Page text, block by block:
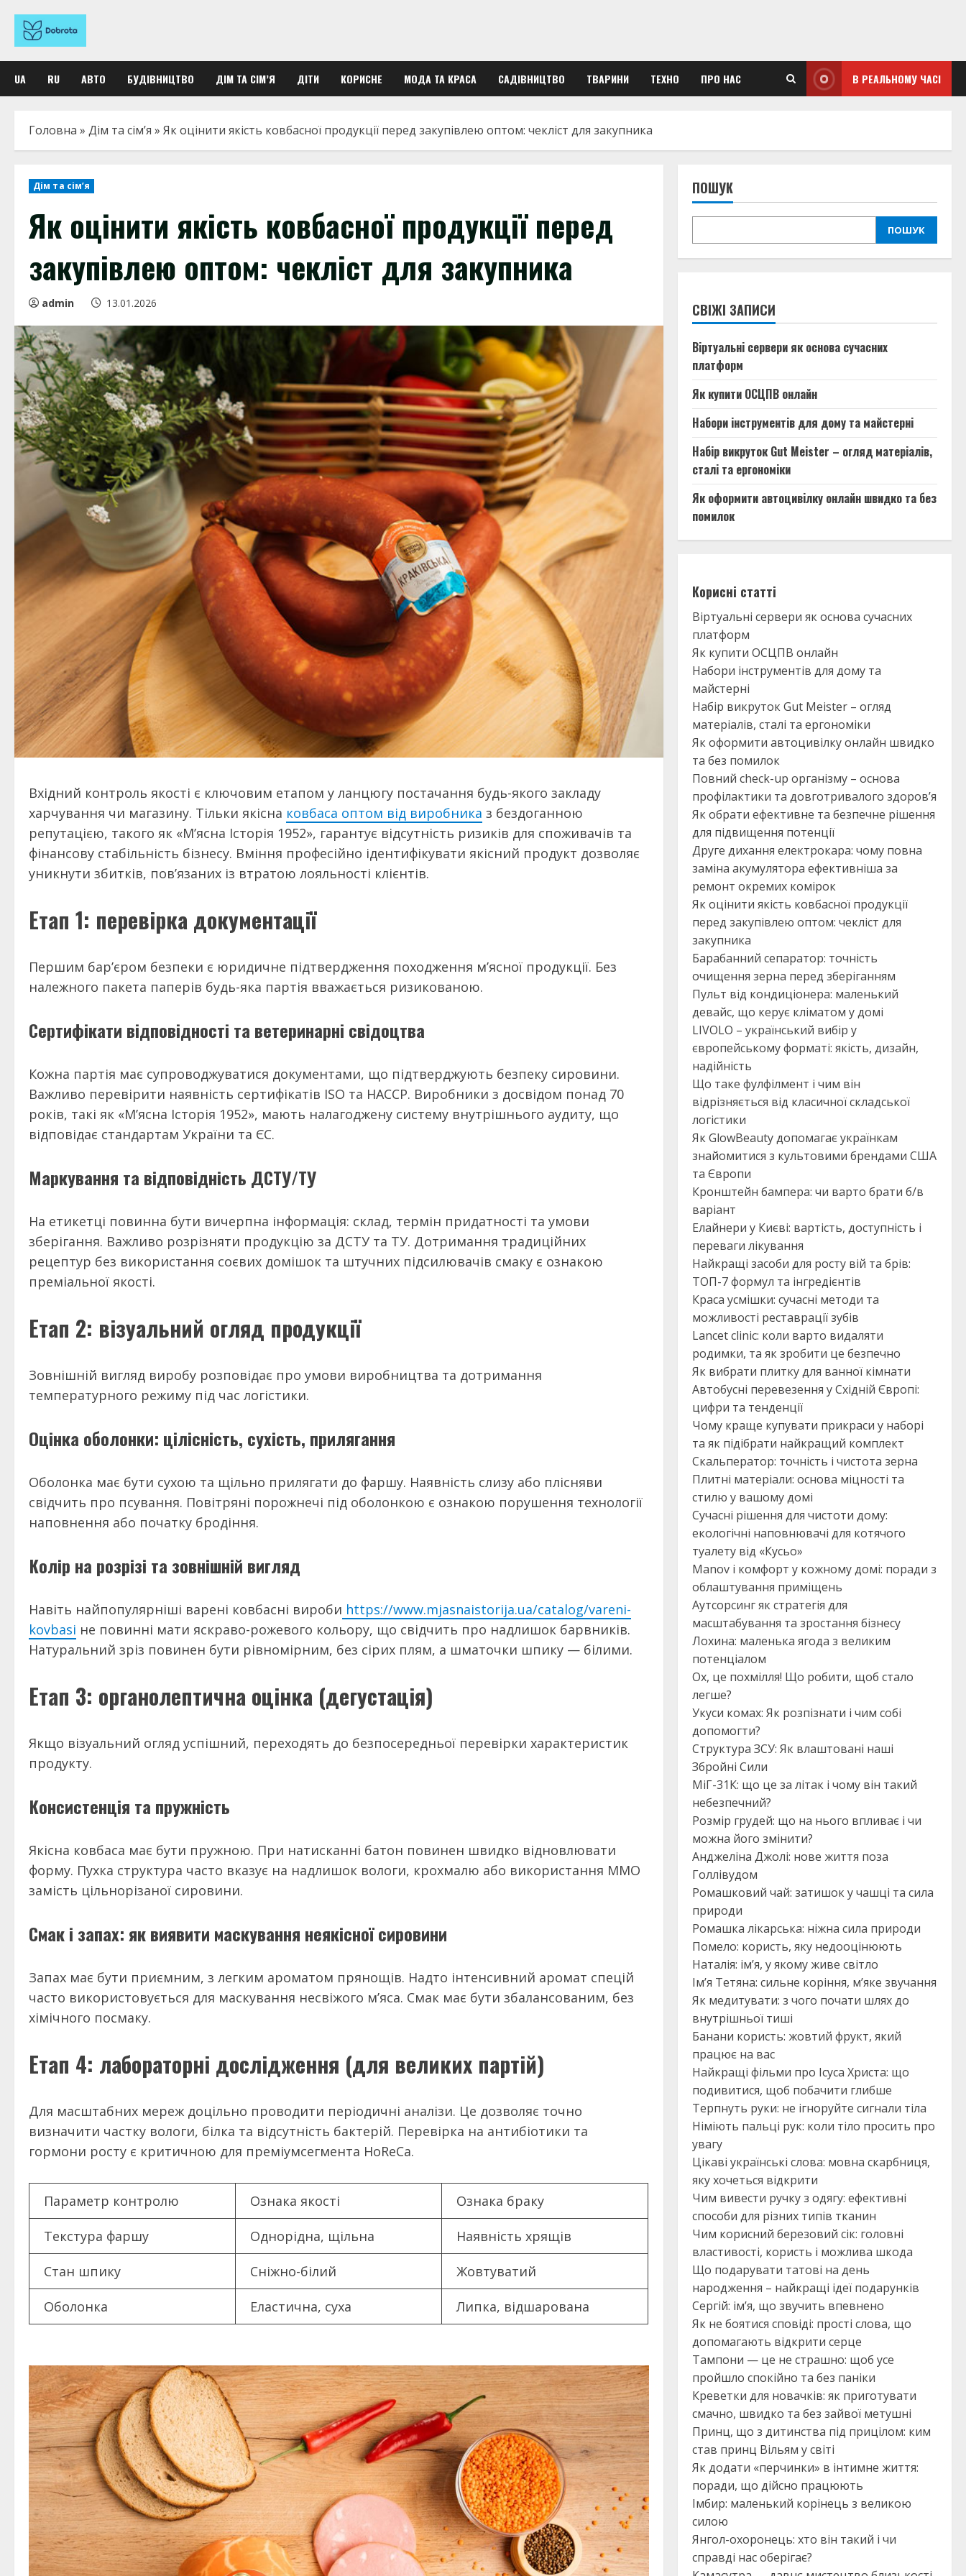
содержимому
UA RU АВТО БУДІВНИЦТВО ДІМ ТА СІМ’Я ДІТИ КОРИСНЕ МОДА ТА КРАСА САДІВНИЦТВО ТВАРИНИ ТЕХНО ПРО НАС В РЕАЛЬНОМУ ЧАСІ
Головна » Дім та сім’я » Як оцінити якість ковбасної продукції перед закупівлею оптом: чекліст для закупника
Дім та сім’я
Як оцінити якість ковбасної продукції перед
закупівлею оптом: чекліст для закупника
admin 13.01.2026
Вхідний контроль якості є ключовим етапом у ланцюгу постачання будь-якого закладу
харчування чи магазину. Тільки якісна ковбаса оптом від виробника з бездоганною
репутацією, такого як «М’ясна Історія 1952», гарантує відсутність ризиків для споживачів та
фінансову стабільність бізнесу. Вміння професійно ідентифікувати якісний продукт дозволяє
уникнути збитків, пов’язаних із втратою лояльності клієнтів.
Етап 1: перевірка документації
Першим бар’єром безпеки є юридичне підтвердження походження м’ясної продукції. Без
належного пакета паперів будь-яка партія вважається ризикованою.
Сертифікати відповідності та ветеринарні свідоцтва
Кожна партія має супроводжуватися документами, що підтверджують безпеку сировини.
Важливо перевірити наявність сертифікатів ISO та HACCP. Виробники з досвідом понад 70
років, такі як «М’ясна Історія 1952», мають налагоджену систему внутрішнього аудиту, що
відповідає стандартам України та ЄС.
Маркування та відповідність ДСТУ/ТУ
На етикетці повинна бути вичерпна інформація: склад, термін придатності та умови
зберігання. Важливо розрізняти продукцію за ДСТУ та ТУ. Дотримання традиційних
рецептур без використання соєвих домішок та штучних підсилювачів смаку є ознакою
преміальної якості.
Етап 2: візуальний огляд продукції
Зовнішній вигляд виробу розповідає про умови виробництва та дотримання
температурного режиму під час логістики.
Оцінка оболонки: цілісність, сухість, прилягання
Оболонка має бути сухою та щільно прилягати до фаршу. Наявність слизу або плісняви
свідчить про псування. Повітряні порожнечі під оболонкою є ознакою порушення технології
наповнення або початку бродіння.
Колір на розрізі та зовнішній вигляд
Навіть найпопулярніші варені ковбасні вироби https://www.mjasnaistorija.ua/catalog/vareni-
kovbasi не повинні мати яскраво-рожевого кольору, що свідчить про надлишок барвників.
Натуральний зріз повинен бути рівномірним, без сірих плям, а шматочки шпику — білими.
Етап 3: органолептична оцінка (дегустація)
Якщо візуальний огляд успішний, переходять до безпосередньої перевірки характеристик
продукту.
Консистенція та пружність
Якісна ковбаса має бути пружною. При натисканні батон повинен швидко відновлювати
форму. Пухка структура часто вказує на надлишок вологи, крохмалю або використання ММО
замість цільнорізаної сировини.
Смак і запах: як виявити маскування неякісної сировини
Запах має бути приємним, з легким ароматом прянощів. Надто інтенсивний аромат спецій
часто використовується для маскування несвіжого м’яса. Смак має бути збалансованим, без
хімічного посмаку.
Етап 4: лабораторні дослідження (для великих партій)
Для масштабних мереж доцільно проводити періодичні аналізи. Це дозволяє точно
визначити частку вологи, білка та відсутність бактерій. Перевірка на антибіотики та
гормони росту є критичною для преміумсегмента HoReCa.
Параметр контролю Ознака якості Ознака браку
Текстура фаршу Однорідна, щільна Наявність хрящів
Стан шпику Сніжно-білий Жовтуватий
Оболонка Еластична, суха Липка, відшарована
ПОШУК
ПОШУК
СВІЖІ ЗАПИСИ
Віртуальні сервери як основа сучасних
платформ
Як купити ОСЦПВ онлайн
Набори інструментів для дому та майстерні
Набір викруток Gut Meister – огляд матеріалів,
сталі та ергономіки
Як оформити автоцивілку онлайн швидко та без
помилок
Корисні статті
Віртуальні сервери як основа сучасних
платформ
Як купити ОСЦПВ онлайн
Набори інструментів для дому та
майстерні
Набір викруток Gut Meister – огляд
матеріалів, сталі та ергономіки
Як оформити автоцивілку онлайн швидко
та без помилок
Повний check-up організму – основа
профілактики та довготривалого здоров’я
Як обрати ефективне та безпечне рішення
для підвищення потенції
Друге дихання електрокара: чому повна
заміна акумулятора ефективніша за
ремонт окремих комірок
Як оцінити якість ковбасної продукції
перед закупівлею оптом: чекліст для
закупника
Барабанний сепаратор: точність
очищення зерна перед зберіганням
Пульт від кондиціонера: маленький
девайс, що керує кліматом у домі
LIVOLO – український вибір у
європейському форматі: якість, дизайн,
надійність
Що таке фулфілмент і чим він
відрізняється від класичної складської
логістики
Як GlowBeauty допомагає українкам
знайомитися з культовими брендами США
та Європи
Кронштейн бампера: чи варто брати б/в
варіант
Елайнери у Києві: вартість, доступність і
переваги лікування
Найкращі засоби для росту вій та брів:
ТОП-7 формул та інгредієнтів
Краса усмішки: сучасні методи та
можливості реставрації зубів
Lancet clinic: коли варто видаляти
родимки, та як зробити це безпечно
Як вибрати плитку для ванної кімнати
Автобусні перевезення у Східній Європі:
цифри та тенденції
Чому краще купувати прикраси у наборі
та як підібрати найкращий комплект
Скальператор: точність і чистота зерна
Плитні матеріали: основа міцності та
стилю у вашому домі
Сучасні рішення для чистоти дому:
екологічні наповнювачі для котячого
туалету від «Кусьо»
Manov і комфорт у кожному домі: поради з
облаштування приміщень
Аутсорсинг як стратегія для
масштабування та зростання бізнесу
Лохина: маленька ягода з великим
потенціалом
Ох, це похмілля! Що робити, щоб стало
легше?
Укуси комах: Як розпізнати і чим собі
допомогти?
Структура ЗСУ: Як влаштовані наші
Збройні Сили
МіГ-31К: що це за літак і чому він такий
небезпечний?
Розмір грудей: що на нього впливає і чи
можна його змінити?
Анджеліна Джолі: нове життя поза
Голлівудом
Ромашковий чай: затишок у чашці та сила
природи
Ромашка лікарська: ніжна сила природи
Помело: користь, яку недооцінюють
Наталія: ім’я, у якому живе світло
Ім’я Тетяна: сильне коріння, м’яке звучання
Як медитувати: з чого почати шлях до
внутрішньої тиші
Банани користь: жовтий фрукт, який
працює на вас
Найкращі фільми про Ісуса Христа: що
подивитися, щоб побачити глибше
Терпнуть руки: не ігноруйте сигнали тіла
Німіють пальці рук: коли тіло просить про
увагу
Цікаві українські слова: мовна скарбниця,
яку хочеться відкрити
Чим вивести ручку з одягу: ефективні
способи для різних типів тканин
Чим корисний березовий сік: головні
властивості, користь і можлива шкода
Що подарувати татові на день
народження – найкращі ідеї подарунків
Сергій: ім’я, що звучить впевнено
Як не боятися сповіді: прості слова, що
допомагають відкрити серце
Тампони — це не страшно: щоб усе
пройшло спокійно та без паніки
Креветки для новачків: як приготувати
смачно, швидко та без зайвої метушні
Принц, що з дитинства під прицілом: ким
став принц Вільям у світі
Як додати «перчинки» в інтимне життя:
поради, що дійсно працюють
Імбир: маленький корінець з великою
силою
Янгол-охоронець: хто він такий і чи
справді нас оберігає?